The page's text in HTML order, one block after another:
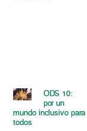
ODS 10:
por un
mundo inclusivo para
todos